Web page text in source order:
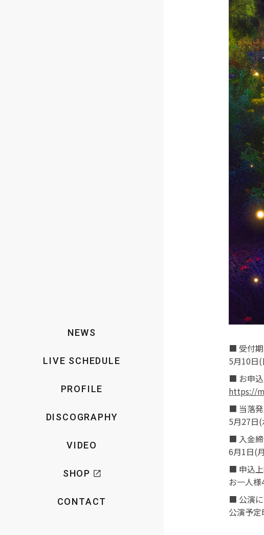
NEWS
LIVE SCHEDULE
PROFILE
DISCOGRAPHY
VIDEO
SHOP
CONTACT
■ 受付
5月10日
■ お申
https://
■ 当落
5月27日
■ 入金
6月1日(
■ 申込
お一人
■ 公演
公演予定